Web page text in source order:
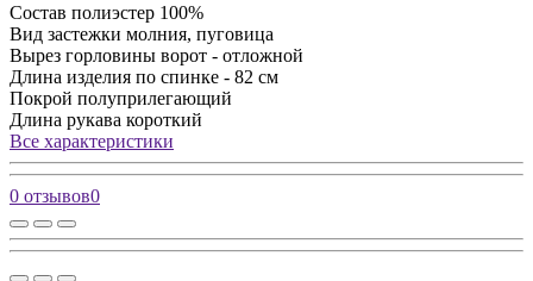
Состав полиэстер 100%
Вид застежки молния, пуговица
Вырез горловины ворот - отложной
Длина изделия по спинке - 82 см
Покрой полуприлегающий
Длина рукава короткий
Все характеристики
0 отзывов0